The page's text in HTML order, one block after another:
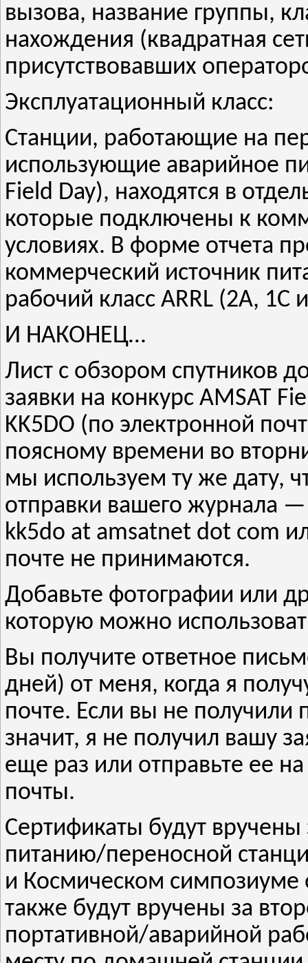
вызова, название группы,
нахождения (квадратная
присутствовавших
Эксплуатационный класс:
Станции, работающие на
использующие аварийное
Field Day), находятся в
которые подключены к
условиях. В форме отчета
коммерческий источник
рабочий класс ARRL (2A, 1C
И НАКОНЕЦ…
Лист с обзором спутников
заявки на конкурс AMSAT
KK5DO (по электронной
поясному времени во
мы используем ту же дату,
отправки вашего журнала
kk5do at amsatnet dot com
почте не принимаются.
Добавьте фотографии или
которую можно
Вы получите ответное
дней) от меня, когда я
почте. Если вы не
значит, я не получил вашу
еще раз или отправьте ее
почты.
Сертификаты будут
питанию/переносной
и Космическом симпозиуме
также будут вручены за
портативной/аварийной